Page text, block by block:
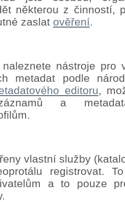
některou z činností,
zaslat ověření.
nástroje pro
metadat podle
editoru,
záznamů a
vlastní služby
registrovat.
a to pouze